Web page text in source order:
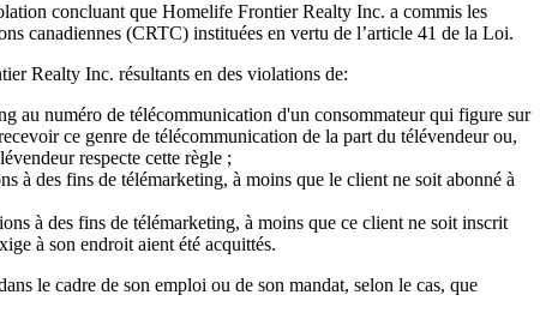
concluant que Homelife Frontier Realty Inc. a commis les
canadiennes (CRTC) instituées en vertu de l’article 41 de la Loi.
Realty Inc. résultants en des violations de:
au numéro de télécommunication d'un consommateur qui figure sur
ce genre de télécommunication de la part du télévendeur ou,
respecte cette règle ;
à des fins de télémarketing, à moins que le client ne soit abonné à
à des fins de télémarketing, à moins que ce client ne soit inscrit
à son endroit aient été acquittés.
le cadre de son emploi ou de son mandat, selon le cas, que